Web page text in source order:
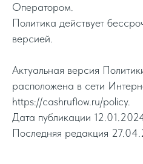
Оператором.
Политика действует
версией.
Актуальная версия
расположена в сети
https://cashruflow.ru/policy.
Дата публикации
Последняя редакция